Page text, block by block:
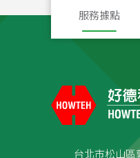
服務據點
台北市松山區